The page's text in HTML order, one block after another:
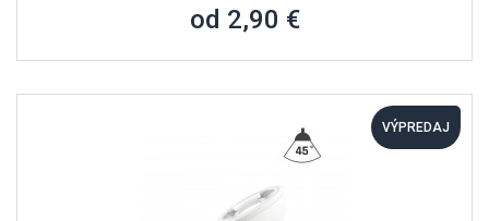
od 2,90 €
VÝPREDAJ